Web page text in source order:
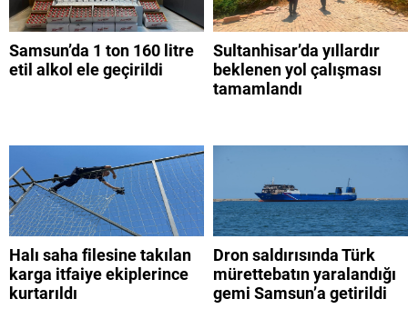
Samsun’da 1 ton 160 litre
etil alkol ele geçirildi
Sultanhisar’da yıllardır
beklenen yol çalışması
tamamlandı
Halı saha filesine takılan
karga itfaiye ekiplerince
kurtarıldı
Dron saldırısında Türk
mürettebatın yaralandığı
gemi Samsun’a getirildi